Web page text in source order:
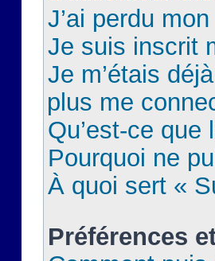
J’ai perdu
Je suis inscrit
Je m’étais
plus me
Qu’est-ce que
Pourquoi ne
À quoi sert «
Préférences